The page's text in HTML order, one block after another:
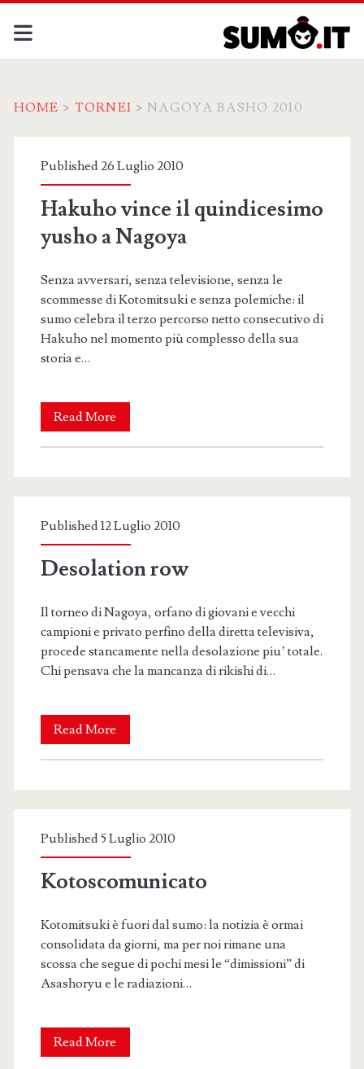
HOME > TORNEI >NAGOYA BASHO 2010
Categoria:
<span>Nagoya
Basho
2010</span>
Published 26 Luglio 2010
Hakuho vince il quindicesimo
yusho a Nagoya
Senza avversari, senza televisione, senza le
scommesse di Kotomitsuki e senza polemiche: il
sumo celebra il terzo percorso netto consecutivo di
Hakuho nel momento più complesso della sua
storia e…
Read More
vince
yusho
a
Published 12 Luglio 2010
Desolation row
Il torneo di Nagoya, orfano di giovani e vecchi
campioni e privato perfino della diretta televisiva,
procede stancamente nella desolazione piu’ totale.
Chi pensava che la mancanza di rikishi di…
Read More
row
Published 5 Luglio 2010
Kotoscomunicato
Kotomitsuki è fuori dal sumo: la notizia è ormai
consolidata da giorni, ma per noi rimane una
scossa che segue di pochi mesi le “dimissioni” di
Asashoryu e le radiazioni…
Read More